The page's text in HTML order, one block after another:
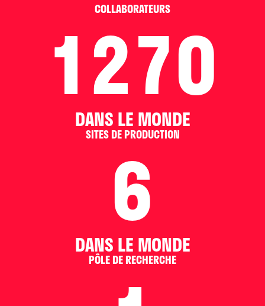
COLLABORATEURS
1270
DANS LE MONDE
SITES DE PRODUCTION
6
DANS LE MONDE
PÔLE DE RECHERCHE